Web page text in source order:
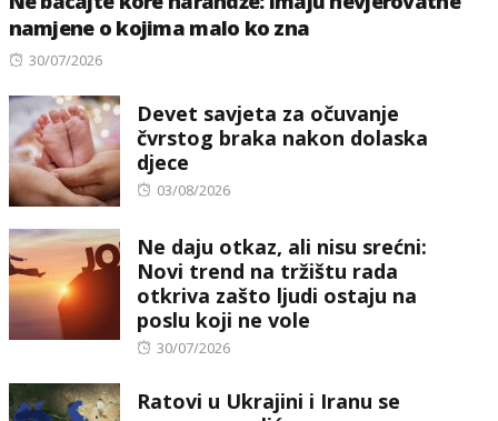
namjene o kojima malo ko zna
Posted
30/07/2026
Devet savjeta za očuvanje
čvrstog braka nakon dolaska
djece
Posted
03/08/2026
Ne daju otkaz, ali nisu srećni:
Novi trend na tržištu rada
otkriva zašto ljudi ostaju na
poslu koji ne vole
Posted
30/07/2026
Ratovi u Ukrajini i Iranu se